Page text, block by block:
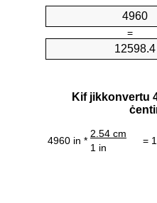
=
Kif jikkonvertu
4960 in *
2.54 cm
=
1 in